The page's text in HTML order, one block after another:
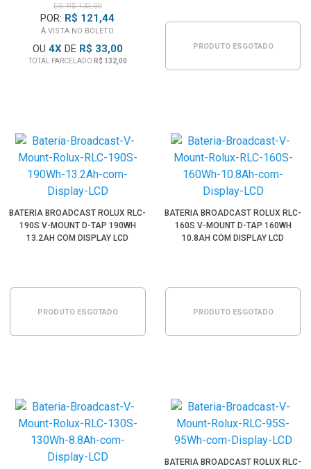
DE: R$ 132,00
POR: R$ 121,44
À VISTA NO BOLETO
OU 4XDE R$ 33,00
TOTAL PARCELADO R$ 132,00
PRODUTO ESGOTADO
BATERIA BROADCAST ROLUX RLC-
190S V-MOUNT D-TAP 190WH
13.2AH COM DISPLAY LCD
PRODUTO ESGOTADO
BATERIA BROADCAST ROLUX RLC-
160S V-MOUNT D-TAP 160WH
10.8AH COM DISPLAY LCD
PRODUTO ESGOTADO
BATERIA BROADCAST ROLUX RLC-